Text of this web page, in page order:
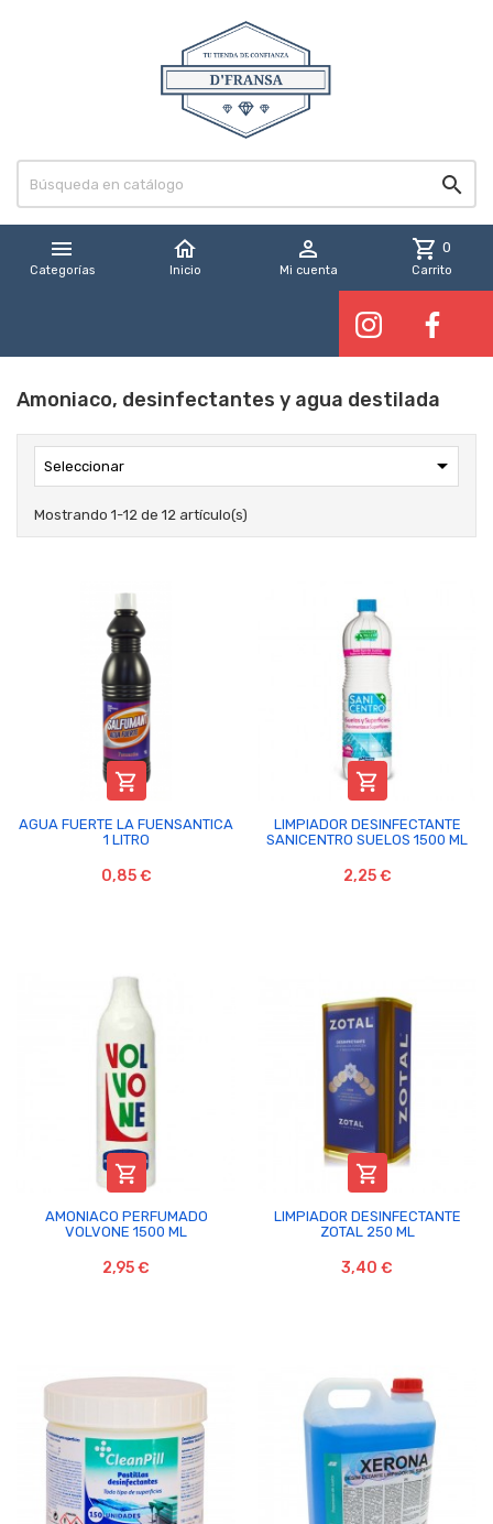


Categorías
home
Inicio

Mi cuenta
shopping_cart 0
Carrito
Amoniaco, desinfectantes y agua destilada
Seleccionar 
Mostrando 1-12 de 12 artículo(s)

AGUA FUERTE LA FUENSANTICA
1 LITRO
0,85 €

LIMPIADOR DESINFECTANTE
SANICENTRO SUELOS 1500 ML
2,25 €

AMONIACO PERFUMADO
VOLVONE 1500 ML
2,95 €

LIMPIADOR DESINFECTANTE
ZOTAL 250 ML
3,40 €